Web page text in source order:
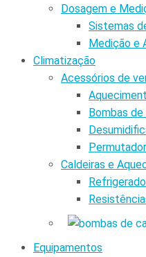
Dosagem e
Sistemas
Medição e
Climatização
Acessórios de
Bombas
Caldeiras e
Equipamentos